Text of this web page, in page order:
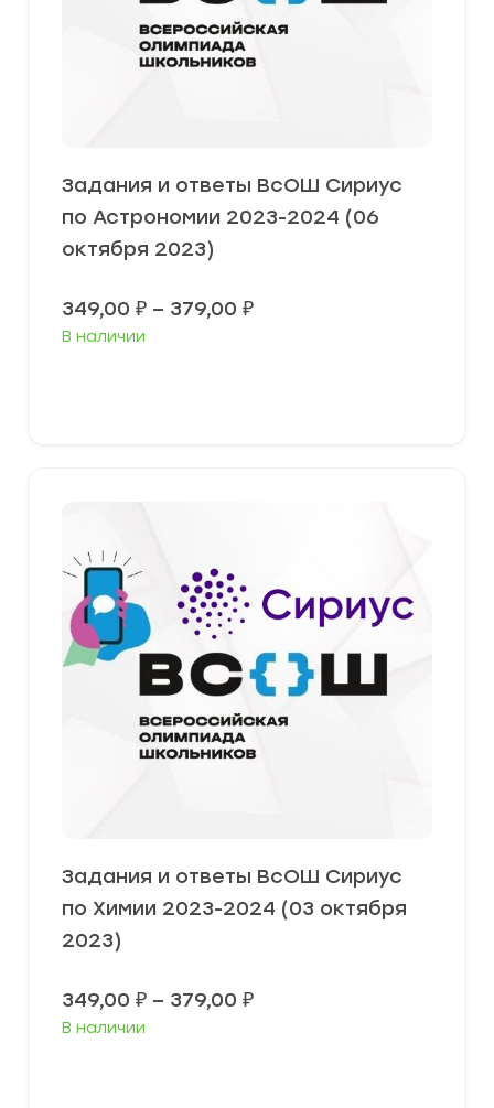
Задания и ответы ВсОШ Сириус
по Астрономии 2023-2024 (06
октября 2023)
349,00 ₽ – 379,00 ₽Диапазон
В наличии
Задания и ответы ВсОШ Сириус
по Химии 2023-2024 (03 октября
2023)
349,00 ₽ – 379,00 ₽Диапазон
В наличии